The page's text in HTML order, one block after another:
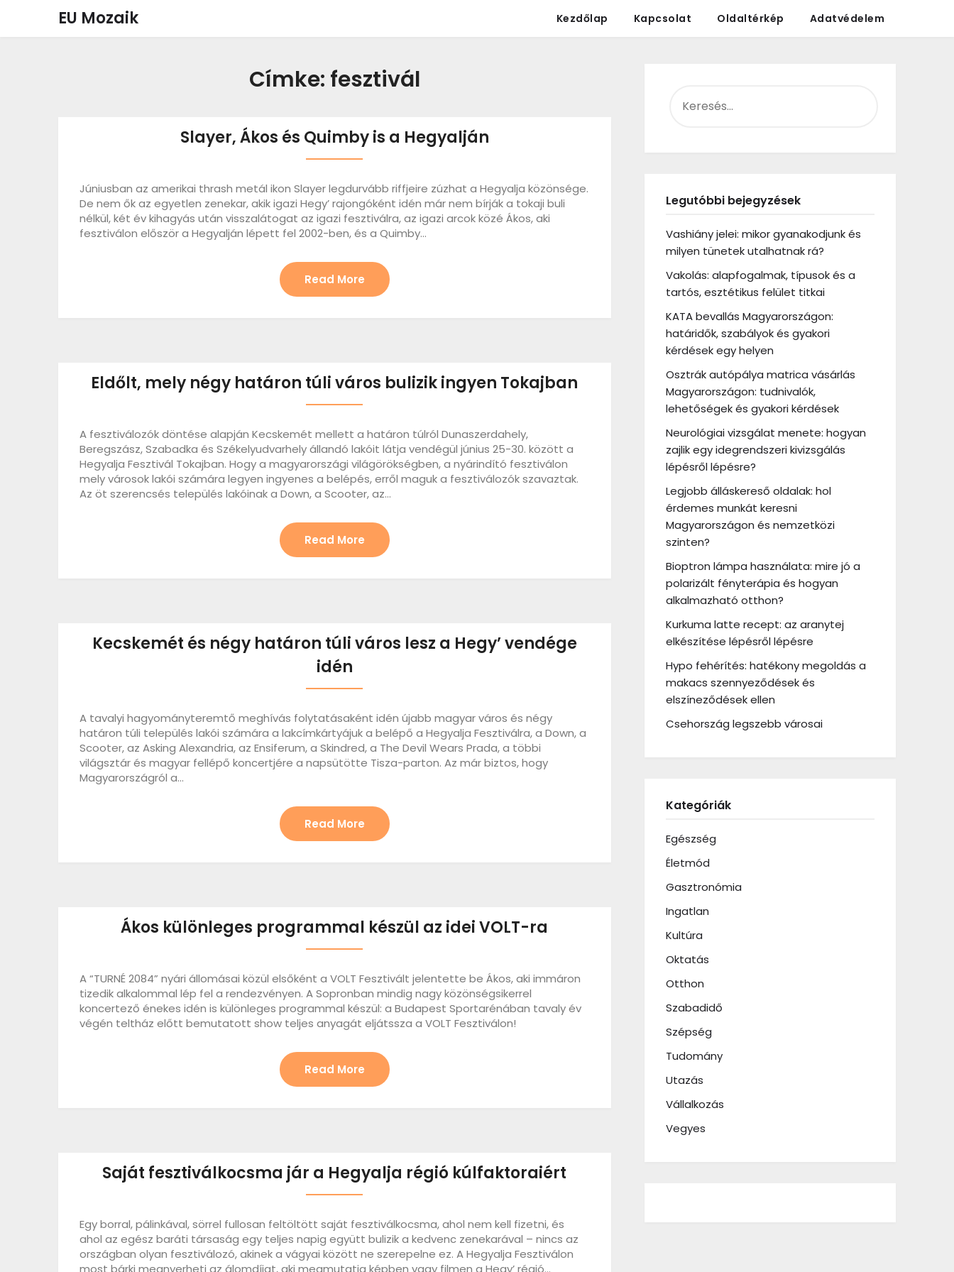
EU Mozaik Kezdőlap Kapcsolat Oldaltérkép Adatvédelem
Címke: fesztivál
Slayer, Ákos és Quimby is a Hegyalján
Júniusban az amerikai thrash metál ikon Slayer legdurvább riffjeire zúzhat a Hegyalja közönsége.
De nem ők az egyetlen zenekar, akik igazi Hegy’ rajongóként idén már nem bírják a tokaji buli
nélkül, két év kihagyás után visszalátogat az igazi fesztiválra, az igazi arcok közé Ákos, aki
fesztiválon először a Hegyalján lépett fel 2002-ben, és a Quimby…
Read More
Eldőlt, mely négy határon túli város bulizik ingyen Tokajban
A fesztiválozók döntése alapján Kecskemét mellett a határon túlról Dunaszerdahely,
Beregszász, Szabadka és Székelyudvarhely állandó lakóit látja vendégül június 25-30. között a
Hegyalja Fesztivál Tokajban. Hogy a magyarországi világörökségben, a nyárindító fesztiválon
mely városok lakói számára legyen ingyenes a belépés, erről maguk a fesztiválozók szavaztak.
Az öt szerencsés település lakóinak a Down, a Scooter, az…
Read More
Kecskemét és négy határon túli város lesz a Hegy’ vendége
idén
A tavalyi hagyományteremtő meghívás folytatásaként idén újabb magyar város és négy
határon túli település lakói számára a lakcímkártyájuk a belépő a Hegyalja Fesztiválra, a Down, a
Scooter, az Asking Alexandria, az Ensiferum, a Skindred, a The Devil Wears Prada, a többi
világsztár és magyar fellépő koncertjére a napsütötte Tisza-parton. Az már biztos, hogy
Magyarországról a…
Read More
Ákos különleges programmal készül az idei VOLT-ra
A “TURNÉ 2084” nyári állomásai közül elsőként a VOLT Fesztivált jelentette be Ákos, aki immáron
tizedik alkalommal lép fel a rendezvényen. A Sopronban mindig nagy közönségsikerrel
koncertező énekes idén is különleges programmal készül: a Budapest Sportarénában tavaly év
végén teltház előtt bemutatott show teljes anyagát eljátssza a VOLT Fesztiválon!
Read More
Saját fesztiválkocsma jár a Hegyalja régió kúlfaktoraiért
Egy borral, pálinkával, sörrel fullosan feltöltött saját fesztiválkocsma, ahol nem kell fizetni, és
ahol az egész baráti társaság egy teljes napig együtt bulizik a kedvenc zenekarával – nincs az
országban olyan fesztiválozó, akinek a vágyai között ne szerepelne ez. A Hegyalja Fesztiválon
most bárki megnyerheti az álomdíjat, aki megmutatja képben vagy filmen a Hegy’ régió…
Legutóbbi bejegyzések
Vashiány jelei: mikor gyanakodjunk és
milyen tünetek utalhatnak rá?
Vakolás: alapfogalmak, típusok és a
tartós, esztétikus felület titkai
KATA bevallás Magyarországon:
határidők, szabályok és gyakori
kérdések egy helyen
Osztrák autópálya matrica vásárlás
Magyarországon: tudnivalók,
lehetőségek és gyakori kérdések
Neurológiai vizsgálat menete: hogyan
zajlik egy idegrendszeri kivizsgálás
lépésről lépésre?
Legjobb álláskereső oldalak: hol
érdemes munkát keresni
Magyarországon és nemzetközi
szinten?
Bioptron lámpa használata: mire jó a
polarizált fényterápia és hogyan
alkalmazható otthon?
Kurkuma latte recept: az aranytej
elkészítése lépésről lépésre
Hypo fehérítés: hatékony megoldás a
makacs szennyeződések és
elszíneződések ellen
Csehország legszebb városai
Kategóriák
Egészség
Életmód
Gasztronómia
Ingatlan
Kultúra
Oktatás
Otthon
Szabadidő
Szépség
Tudomány
Utazás
Vállalkozás
Vegyes